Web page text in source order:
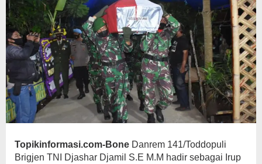
Topikinformasi.com-Bone Danrem 141/Toddopuli
Brigjen TNI Djashar Djamil S.E M.M hadir sebagai Irup